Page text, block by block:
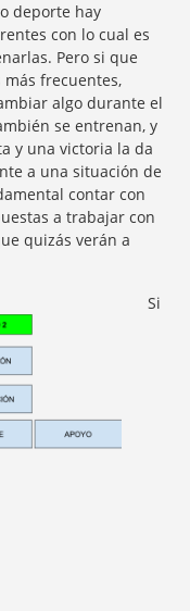
deporte hay
con lo cual es
Pero si que
frecuentes,
algo durante el
se entrenan, y
y una victoria la da
a una situación de
contar con
a trabajar con
quizás verán a
Si